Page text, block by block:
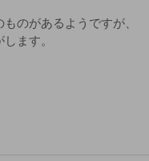
のがあるようですが、
ます。